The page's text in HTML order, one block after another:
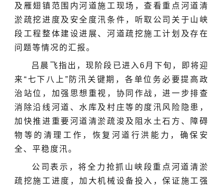
及雁翅镇范围内河道施工现场，查看重点河道清
淤疏挖进度及安全度汛条件，听取公司关于山峡
段工程整体建设进展、河道疏挖施工计划及存在
问题等情况的汇报。
吕晨飞指出，现阶段已进入6月下旬，即将迎
来“七下八上”防汛关键期，各单位务必要提高政
治站位，加强思想重视，协同作战，进一步排查
消除沿线河道、水库及村庄等的度汛风险隐患，
加快推进重要河道清淤疏浚及阻水土石方、障碍
物等的清理工作，恢复河道行洪能力，确保安
全、平稳度汛。
公司表示，将全力抢抓山峡段重点河道清淤
疏挖施工进度，加大机械设备投入，保证施工强